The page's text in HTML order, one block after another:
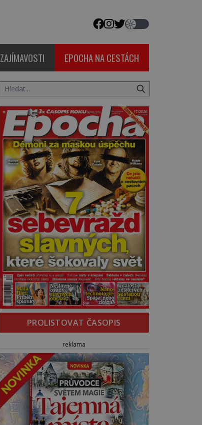
ZAJÍMAVOSTI EPOCHA NA CESTÁCH
PROLISTOVAT ČASOPIS
reklama